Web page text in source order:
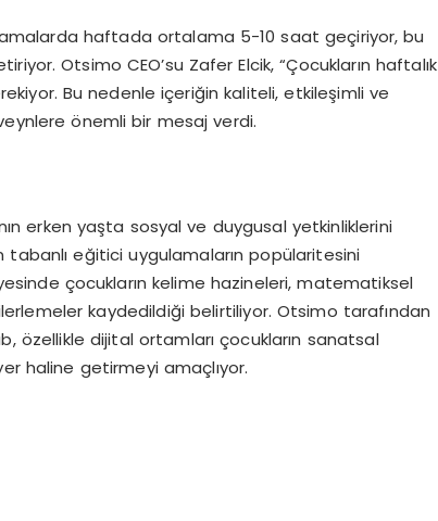
haftada ortalama 5-10 saat geçiriyor, bu
Otsimo CEO’su Zafer Elcik, “Çocukların haftalık
Bu nedenle içeriğin kaliteli, etkileşimli ve
önemli bir mesaj verdi.
erken yaşta sosyal ve duygusal yetkinliklerini
tabanlı eğitici uygulamaların popülaritesini
çocukların kelime hazineleri, matematiksel
kaydedildiği belirtiliyor. Otsimo tarafından
özellikle dijital ortamları çocukların sanatsal
haline getirmeyi amaçlıyor.